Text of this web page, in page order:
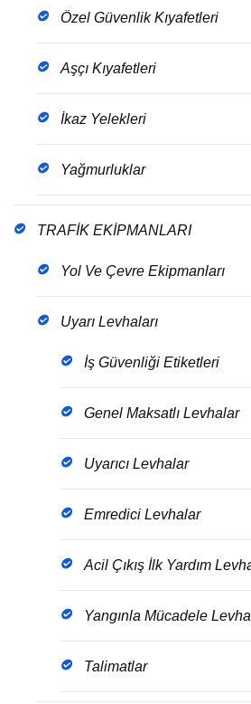
Özel Güvenlik Kıyafetleri
Aşçı Kıyafetleri
İkaz Yelekleri
Yağmurluklar
TRAFİK EKİPMANLARI
Yol Ve Çevre Ekipmanları
Uyarı Levhaları
İş Güvenliği Etiketleri
Genel Maksatlı Levhalar
Uyarıcı Levhalar
Emredici Levhalar
Acil Çıkış İlk Yardım
Yangınla Mücadele
Talimatlar